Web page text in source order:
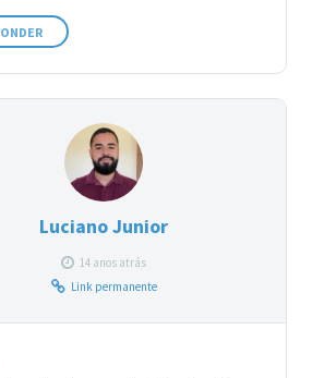
Luciano Junior
14 anos atrás
Link permanente